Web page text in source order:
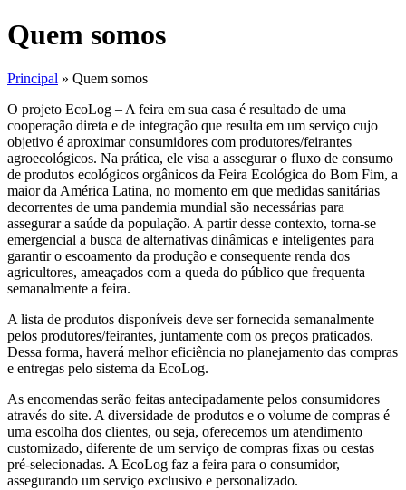
Quem somos
Principal » Quem somos
O projeto EcoLog – A feira em sua casa é resultado de uma
cooperação direta e de integração que resulta em um serviço cujo
objetivo é aproximar consumidores com produtores/feirantes
agroecológicos. Na prática, ele visa a assegurar o fluxo de consumo
de produtos ecológicos orgânicos da Feira Ecológica do Bom Fim, a
maior da América Latina, no momento em que medidas sanitárias
decorrentes de uma pandemia mundial são necessárias para
assegurar a saúde da população. A partir desse contexto, torna-se
emergencial a busca de alternativas dinâmicas e inteligentes para
garantir o escoamento da produção e consequente renda dos
agricultores, ameaçados com a queda do público que frequenta
semanalmente a feira.
A lista de produtos disponíveis deve ser fornecida semanalmente
pelos produtores/feirantes, juntamente com os preços praticados.
Dessa forma, haverá melhor eficiência no planejamento das compras
e entregas pelo sistema da EcoLog.
As encomendas serão feitas antecipadamente pelos consumidores
através do site. A diversidade de produtos e o volume de compras é
uma escolha dos clientes, ou seja, oferecemos um atendimento
customizado, diferente de um serviço de compras fixas ou cestas
pré-selecionadas. A EcoLog faz a feira para o consumidor,
assegurando um serviço exclusivo e personalizado.